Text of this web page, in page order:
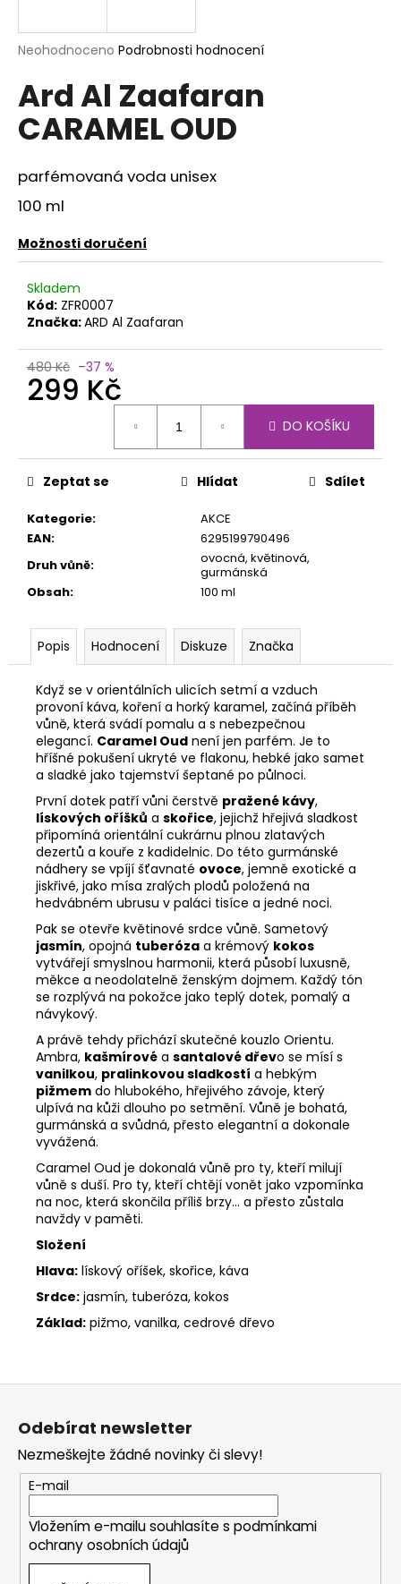
Průměrné
produktu
je
0,0
z
hvězdiček.
Neohodnoceno Podrobnosti hodnocení
Ard Al Zaafaran
CARAMEL OUD
parfémovaná voda unisex
100 ml
Možnosti doručení
Skladem
Kód: ZFR0007
Značka:ARD Al Zaafaran
480 Kč –37 %
299 Kč
DO KOŠÍKU
Kategorie:
AKCE
EAN:
6295199790496
Druh vůně:
ovocná, květinová,
gurmánská
Obsah: 100 ml
Zeptat se Hlídat Sdílet
Popis Hodnocení Diskuze Značka
Když se v orientálních ulicích setmí a vzduch
provoní káva, koření a horký karamel, začíná příběh
vůně, která svádí pomalu a s nebezpečnou
elegancí. Caramel Oud není jen parfém. Je to
hříšné pokušení ukryté ve flakonu, hebké jako samet
a sladké jako tajemství šeptané po půlnoci.
První dotek patří vůni čerstvě pražené kávy,
lískových oříšků a skořice, jejichž hřejivá sladkost
připomíná orientální cukrárnu plnou zlatavých
dezertů a kouře z kadidelnic. Do této gurmánské
nádhery se vpíjí šťavnaté ovoce, jemně exotické a
jiskřivé, jako mísa zralých plodů položená na
hedvábném ubrusu v paláci tisíce a jedné noci.
Pak se otevře květinové srdce vůně. Sametový
jasmín, opojná tuberóza a krémový kokos
vytvářejí smyslnou harmonii, která působí luxusně,
měkce a neodolatelně ženským dojmem. Každý tón
se rozplývá na pokožce jako teplý dotek, pomalý a
návykový.
A právě tehdy přichází skutečné kouzlo Orientu.
Ambra, kašmírové a santalové dřevo se mísí s
vanilkou, pralinkovou sladkostí a hebkým
pižmem do hlubokého, hřejivého závoje, který
ulpívá na kůži dlouho po setmění. Vůně je bohatá,
gurmánská a svůdná, přesto elegantní a dokonale
vyvážená.
Caramel Oud je dokonalá vůně pro ty, kteří milují
vůně s duší. Pro ty, kteří chtějí vonět jako vzpomínka
na noc, která skončila příliš brzy… a přesto zůstala
navždy v paměti.
Složení
Hlava: lískový oříšek, skořice, káva
Srdce: jasmín, tuberóza, kokos
Základ: pižmo, vanilka, cedrové dřevo
j
t
?
D
o
p
o
u
e
m
Z
Odebírat newsletter
Nezmeškejte žádné novinky či slevy!
E-mail
Vložením e-mailu souhlasíte s podmínkami
ochrany osobních údajů